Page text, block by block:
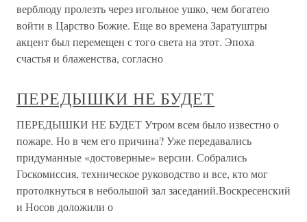
верблюду пролезть через игольное ушко, чем богатею
войти в Царство Божие. Еще во времена Заратуштры
акцент был перемещен с того света на этот. Эпоха
счастья и блаженства, согласно
ПЕРЕДЫШКИ НЕ БУДЕТ
ПЕРЕДЫШКИ НЕ БУДЕТ Утром всем было известно о
пожаре. Но в чем его причина? Уже передавались
придуманные «достоверные» версии. Собрались
Госкомиссия, техническое руководство и все, кто мог
протолкнуться в небольшой зал заседаний.Воскресенский
и Носов доложили о